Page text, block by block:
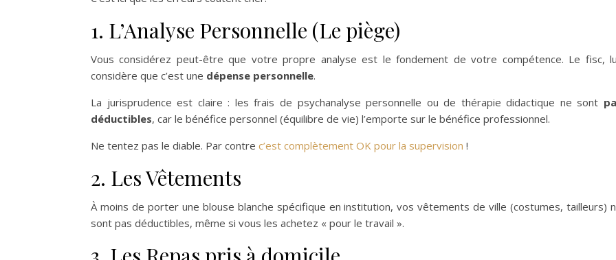
1. L’Analyse Personnelle (Le piège)
Vous considérez peut-être que votre propre analyse est le fondement de votre compétence. Le fisc,
considère que c’est une dépense personnelle.
La jurisprudence est claire : les frais de psychanalyse personnelle ou de thérapie didactique ne sont
déductibles, car le bénéfice personnel (équilibre de vie) l’emporte sur le bénéfice professionnel.
Ne tentez pas le diable. Par contre c’est complètement OK pour la supervision !
2. Les Vêtements
À moins de porter une blouse blanche spécifique en institution, vos vêtements de ville (costumes, tailleurs)
sont pas déductibles, même si vous les achetez « pour le travail ».